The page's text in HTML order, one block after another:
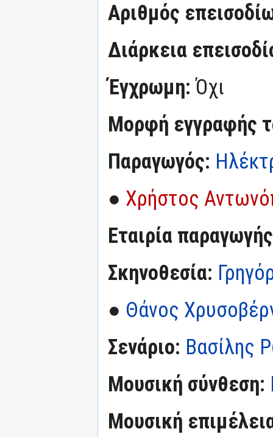
Αριθμός
Διάρκεια
Έγχρωμη:Όχι
Μορφή εγγραφής
Παραγωγός:
● Χρήστος
Εταιρία
Σκηνοθεσία:
● Θάνος
Σενάριο: Βασίλης
Μουσική σύνθεση:
Μουσική